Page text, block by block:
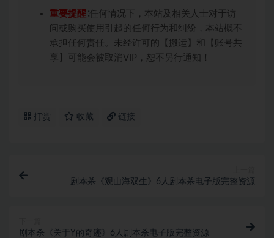
重要提醒 ∶任何情况下，本站及相关人士对于访
问或购买使用引起的任何行为和纠纷，本站概不
承担任何责任。未经许可的【搬运】和【账号共
享】可能会被取消VIP，恕不另行通知！
打赏 收藏 链接
剧本杀《观山海双生》6人剧本杀电子版完整资源
剧本杀《关于Y的奇迹》6人剧本杀电子版完整资源